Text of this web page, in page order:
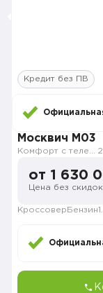
Кредит без ПВ
Москвич M03
от 1 630
Цена без скидок
Кроссовер Бензин